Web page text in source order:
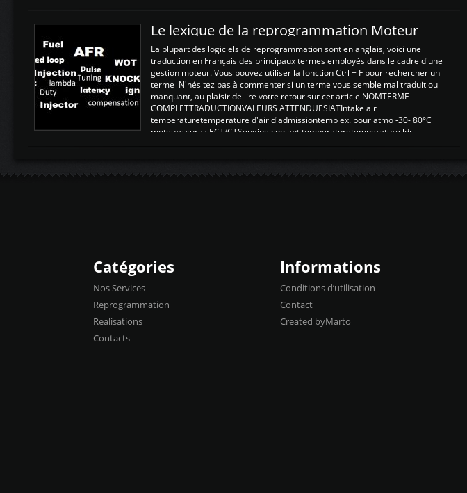
Le lexique de la reprogrammation Moteur
La plupart des logiciels de reprogrammation sont en anglais, voici une
traduction en Français des principaux termes employés dans le cadre d'une
gestion moteur. Vous pouvez utiliser la fonction Ctrl + F pour rechercher un
terme N'hésitez pas à commenter si un terme vous semble mal traduit ou
manquant, au plaisir de lire votre retour sur cet article NOMTERME
COMPLETTRADUCTIONVALEURS ATTENDUESIATIntake air
temperaturetemperature d'air d'admissiontemp ex. pour atmo -30- 80°C
moteurs suralsECT/CTSengine coolant temperaturetemperature ldr
Catégories
Nos Services
Reprogrammation
Realisations
Contacts
Informations
Conditions d’utilisation
Contact
Created byMarto